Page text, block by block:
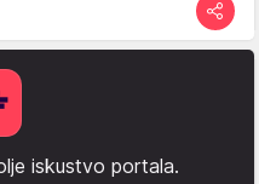
iskustvo portala.